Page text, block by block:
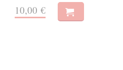
10,00 €